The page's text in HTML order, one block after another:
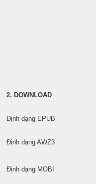
2. DOWNLOAD
Định dạng EPUB
Định dạng AWZ3
Định dạng MOBI